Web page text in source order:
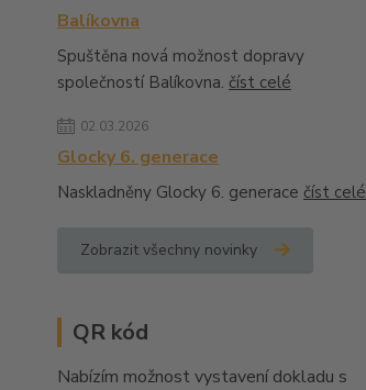
Balíkovna
Spuštěna nová možnost dopravy
společností Balíkovna. číst celé
02.03.2026
Glocky 6. generace
Naskladněny Glocky 6. generace číst celé
Zobrazit všechny novinky
QR kód
Nabízím možnost vystavení dokladu s